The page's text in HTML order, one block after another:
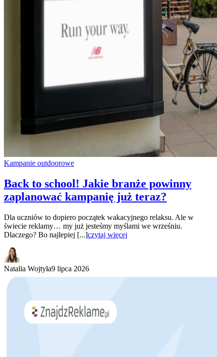
Kampanie outdoorowe
Back to school! Jakie branże powinny
zaplanować kampanię już teraz?
Dla uczniów to dopiero początek wakacyjnego relaksu. Ale w
świecie reklamy… my już jesteśmy myślami we wrześniu.
Dlaczego? Bo najlepiej [...]czytaj więcej
Natalia Wojtyła9 lipca 2026